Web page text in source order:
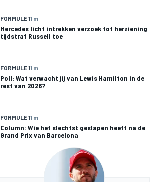
FORMULE 11 m
Mercedes licht intrekken verzoek tot herziening
tijdstraf Russell toe
FORMULE 11 m
Poll: Wat verwacht jij van Lewis Hamilton in de
rest van 2026?
FORMULE 11 m
Column: Wie het slechtst geslapen heeft na de
Grand Prix van Barcelona